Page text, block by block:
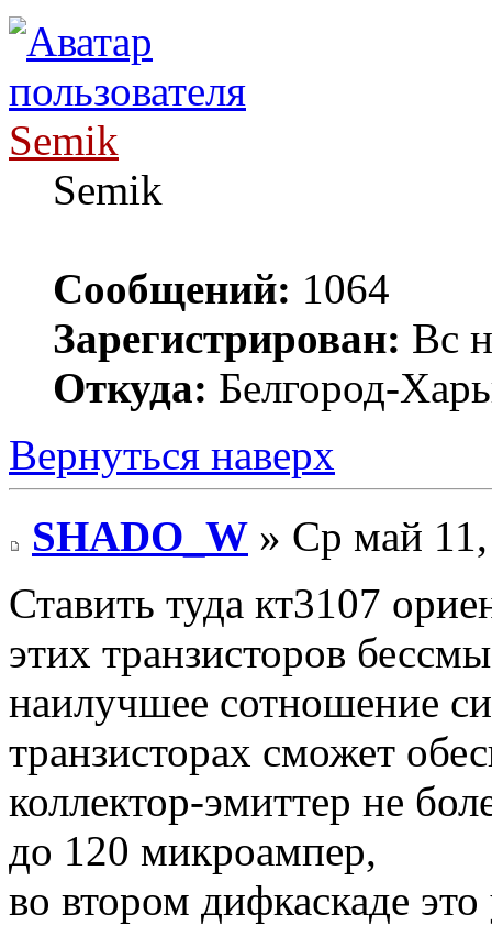
Semik
Semik
Сообщений: 1064
Зарегистрирован: Вс
Откуда: Белгород-
Вернуться наверх
SHADO_W » Ср май
Ставить туда кт3107
этих транзисторов
наилучшее сотношение
транзисторах сможет
коллектор-эмиттер не
до 120 микроампер,
во втором дифкаскаде